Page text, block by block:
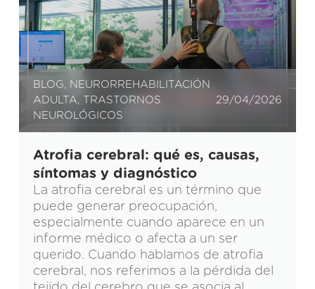
BLOG
NEURORREHABILITACIÓN
ADULTA
TRASTORNOS
NEUROLÓGICOS
29/04/2026
Atrofia cerebral: qué es, causas,
síntomas y diagnóstico
La atrofia cerebral es un término que
puede generar preocupación,
especialmente cuando aparece en un
informe médico o afecta a un ser
querido. Cuando hablamos de atrofia
cerebral, nos referimos a la pérdida del